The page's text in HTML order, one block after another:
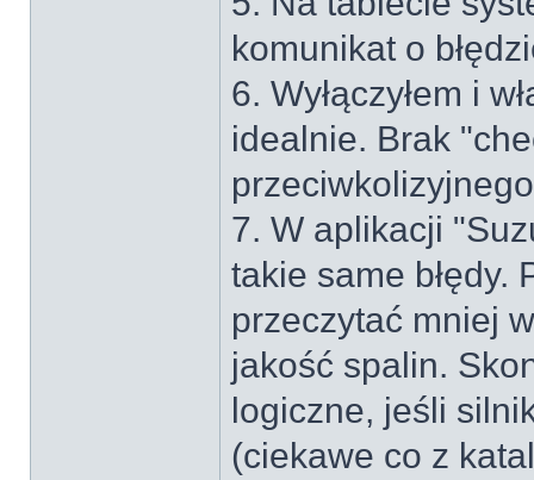
komunikat o
6. Wyłączyłem i
idealnie. Brak
7. W aplikacji
takie same błędy.
przeczytać mniej
jakość spalin.
logiczne, jeśli
(ciekawe co z